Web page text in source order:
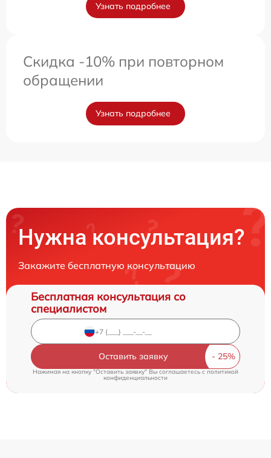
Узнать подробнее
Скидка -10% при повторном
обращении
Узнать подробнее
Нужна консультация?
Закажите бесплатную консультацию
Бесплатная консультация со
специалистом
Оставить заявку
Нажимая на кнопку "Оставить заявку" Вы соглашаетесь c политикой
конфиденциальности